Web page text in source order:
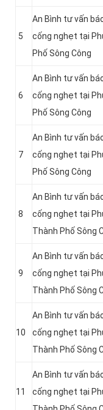
5
An Bình tư vấn
cống nghẹt tại
Phố Sông Công
6
An Bình tư vấn
cống nghẹt tại
Phố Sông Công
7
An Bình tư vấn
cống nghẹt tại
Phố Sông Công
8
An Bình tư vấn
cống nghẹt tại
Thành Phố Sông
9
An Bình tư vấn
cống nghẹt tại
Thành Phố Sông
10
An Bình tư vấn
cống nghẹt tại
Thành Phố Sông
11
An Bình tư vấn
cống nghẹt tại